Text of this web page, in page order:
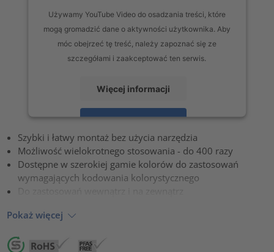
Używamy YouTube Video do osadzania treści, które
mogą gromadzić dane o aktywności użytkownika. Aby
móc obejrzeć tę treść, należy zapoznać się ze
szczegółami i zaakceptować ten serwis.
Więcej informacji
Zaakceptuj
powered byUsercentrics Consent Management Platform
Szybki i łatwy montaż bez użycia narzędzia
Możliwość wielokrotnego stosowania - do 400 razy
Dostępne w szerokiej gamie kolorów do zastosowań
wymagających kodowania kolorystycznego
Pokaż więcej